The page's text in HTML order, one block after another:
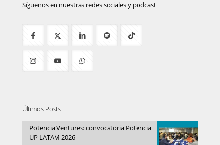
Síguenos en nuestras redes sociales y podcast
Últimos Posts
Potencia Ventures: convocatoria Potencia
UP LATAM 2026